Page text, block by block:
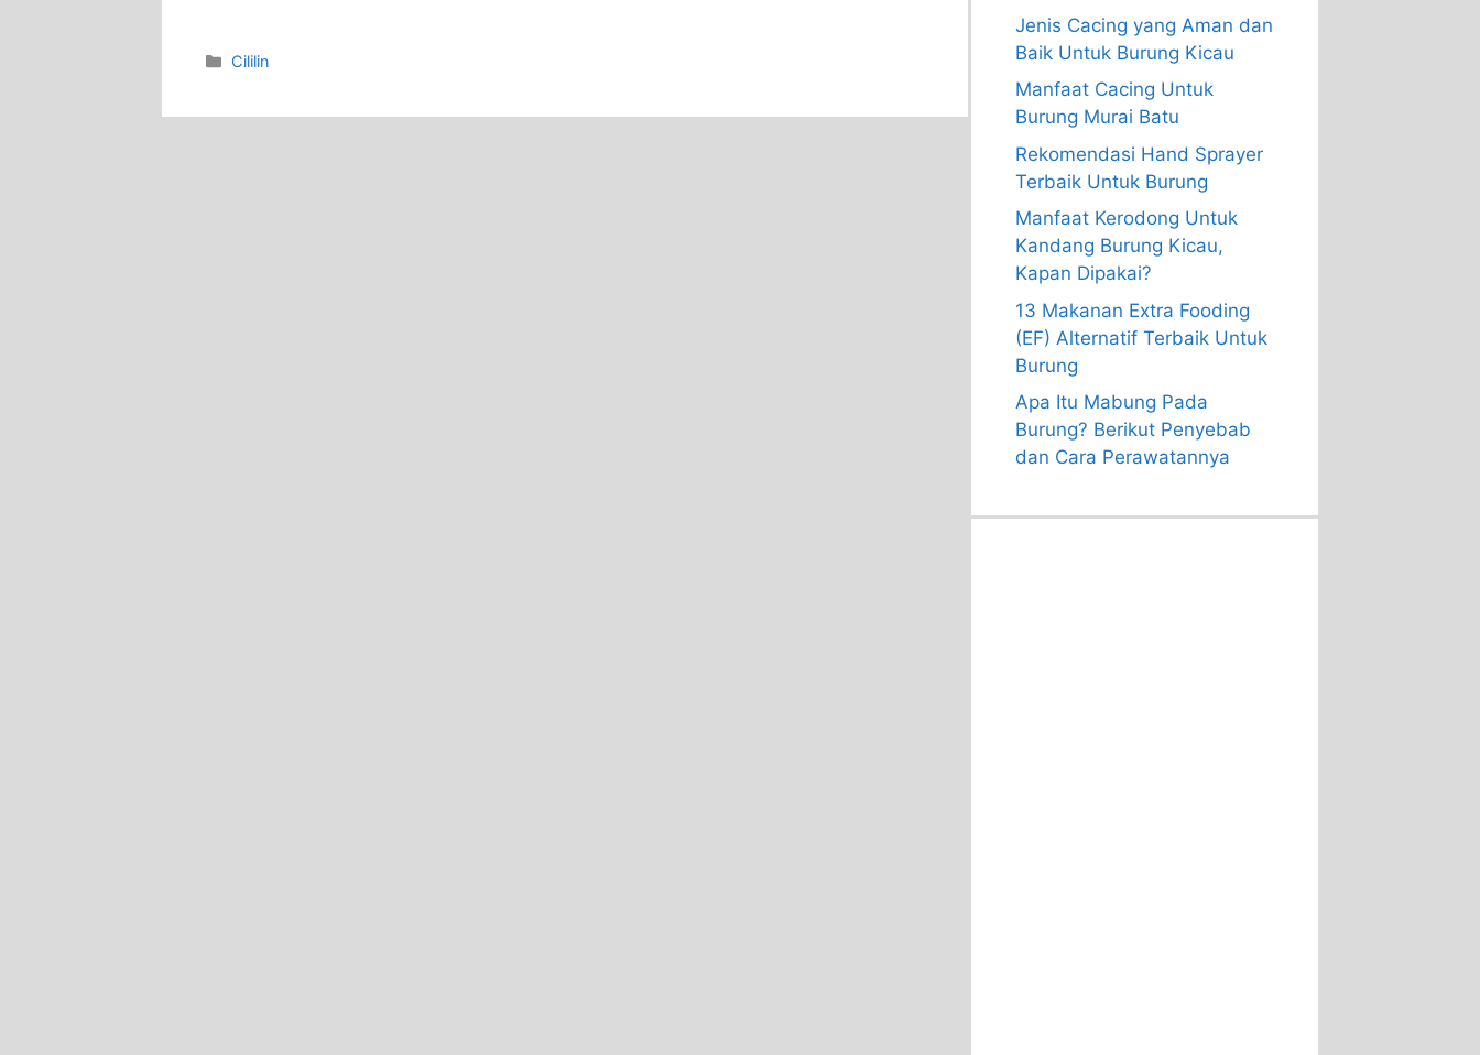
Categories
Cililin
Jenis Cacing yang Aman dan
Baik Untuk Burung Kicau
Manfaat Cacing Untuk
Burung Murai Batu
Rekomendasi Hand Sprayer
Terbaik Untuk Burung
Manfaat Kerodong Untuk
Kandang Burung Kicau,
Kapan Dipakai?
13 Makanan Extra Fooding
(EF) Alternatif Terbaik Untuk
Burung
Apa Itu Mabung Pada
Burung? Berikut Penyebab
dan Cara Perawatannya